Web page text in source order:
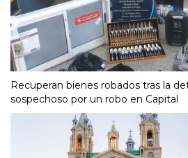
Recuperan bienes robados tras la
sospechoso por un robo en Capital